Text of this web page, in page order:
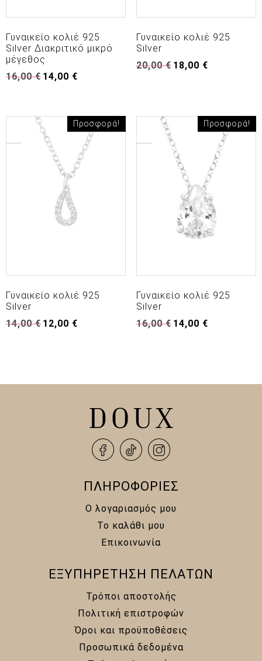
Γυναικείο κολιέ 925
Silver Διακριτικό μικρό
μέγεθος
16,00€ Original
14,00 €
14,00 €.
Γυναικείο κολιέ 925
Silver
20,00€ Original
18,00 €Η
Προσφορά!
Γυναικείο κολιέ 925
Silver
14,00€ Original
12,00 €
Προσφορά!
Γυναικείο κολιέ 925
Silver
16,00€ Original
14,00 €Η
ΠΛΗΡΟΦΟΡΙΕΣ
Ο λογαριασμός μου
Το καλάθι μου
Επικοινωνία
ΕΞΥΠΗΡΕΤΗΣΗ ΠΕΛΑΤΩΝ
Τρόποι αποστολής
Πολιτική επιστροφών
Όροι και προϋποθέσεις
Προσωπικά δεδομένα